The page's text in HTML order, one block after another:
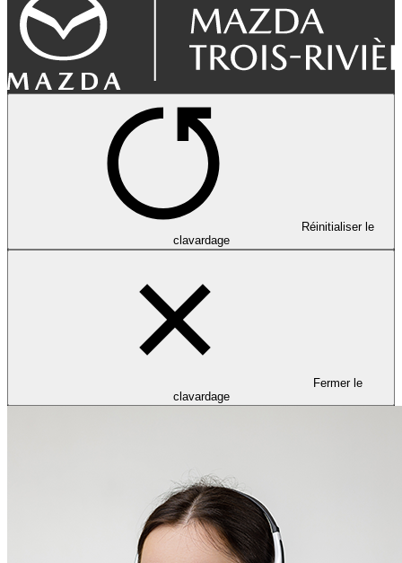
Réinitialiser le
clavardage
Fermer le
clavardage